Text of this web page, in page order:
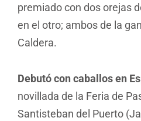
premiado con dos orejas
en el otro; ambos de la
Caldera.
Debutó con caballos en
novillada de la Feria de
Santisteban del Puerto